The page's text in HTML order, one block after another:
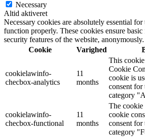
Necessary
Altid aktiveret
Necessary cookies are absolutely essential
function properly. These cookies ensure
security features of the website, anonymously.
Cookie
Varighed
cookielawinfo-
checbox-analytics
11
months
This
Cookie
cookie is
consent for
category
cookielawinfo-
checbox-functional
11
months
The cookie
cookie
consent for
category